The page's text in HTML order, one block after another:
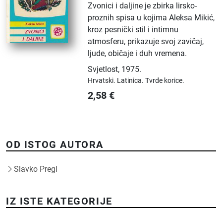
Zvonici i daljine je zbirka lirsko-
proznih spisa u kojima Aleksa Mikić,
kroz pesnički stil i intimnu
atmosferu, prikazuje svoj zavičaj,
ljude, običaje i duh vremena.
Svjetlost, 1975.
Hrvatski. Latinica.Tvrde korice.
2,58 €
OD ISTOG AUTORA
Slavko Pregl
IZ ISTE KATEGORIJE